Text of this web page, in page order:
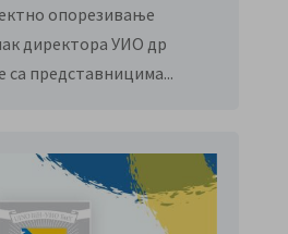
опорезивање
директора УИО др
са представницима...